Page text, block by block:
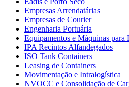
Empresas Arrendatárias
Empresas de Courier
Engenharia Portuária
Equipamentos e Máquinas para
IPA Recintos Alfandegados
ISO Tank Containers
Leasing de Containers
Movimentação e Intralogística
NVOCC e Consolidação de